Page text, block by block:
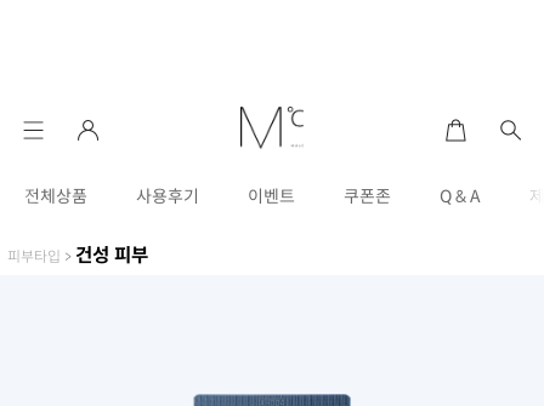
전체상품 사용후기 이벤트 쿠폰존 Q & A
피부타입 > 건성 피부